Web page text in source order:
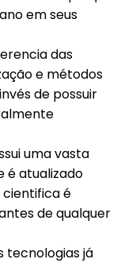
em seus
das
e métodos
de possuir
uma vasta
é atualizado
é
de qualquer
tecnologias já